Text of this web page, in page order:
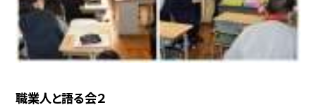
職業人と語る会２